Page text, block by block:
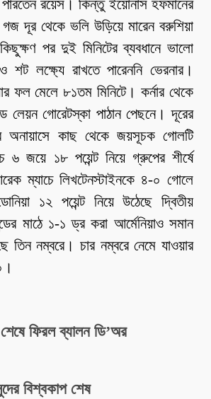
রয়েস। কিন্তু ইয়োনাস হফমানের
দূর থেকে ভলি উড়িয়ে মারেন বরুশিয়া
পর দুই মিনিটের ব্যবধানে ভালো
শট লক্ষ্যে রাখতে পারেননি ভেরনার।
ফল মেলে ৮১তম মিনিটে। কর্নার থেকে
গোরেটস্কা পাঠান পেছনে। দূরের
অনায়াসে কাছ থেকে জয়সূচক গোলটি
৬ জয়ে ১৮ পয়েন্ট নিয়ে গ্রুপের শীর্ষে
ম্যাচে লিখটেনস্টাইনকে ৪-০ গোলে
১২ পয়েন্ট নিয়ে উঠেছে দ্বিতীয়
মাঠে ১-১ ড্র করা আর্মেনিয়াও সমান
তিন নম্বরে। চার নম্বরে নেমে যাওয়ার
ফিরল ব্যালন ডি’অর
বিশ্বকাপ শেষ